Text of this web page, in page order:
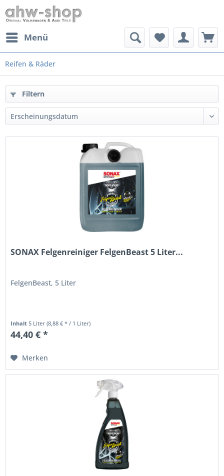
Menü
Reifen & Räder
Filtern
SONAX Felgenreiniger FelgenBeast 5 Liter...
FelgenBeast, 5 Liter
Inhalt5 Liter(8,88 € * / 1 Liter)
44,40 € *
Merken